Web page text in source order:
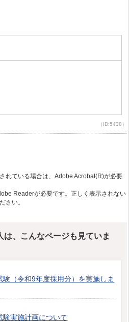
（ID:5438）
れている場合は、Adobe Acrobat(R)が必要
Readerが必要です。正しく表示されない
さい。
は、こんなページも見ていま
（令和9年度採用分）を実施しま
験実施計画について